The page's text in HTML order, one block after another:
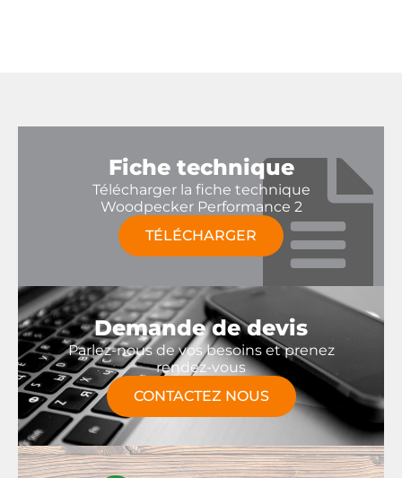
Fiche technique
Télécharger la fiche technique
Woodpecker Performance 2
TÉLÉCHARGER
Demande de devis
Parlez-nous de vos besoins et prenez
rendez-vous
CONTACTEZ NOUS